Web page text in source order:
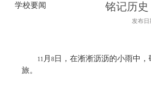
学校要闻 铭记历
发布日
11 月 8 日，在淅淅沥沥的小雨中，
旅。